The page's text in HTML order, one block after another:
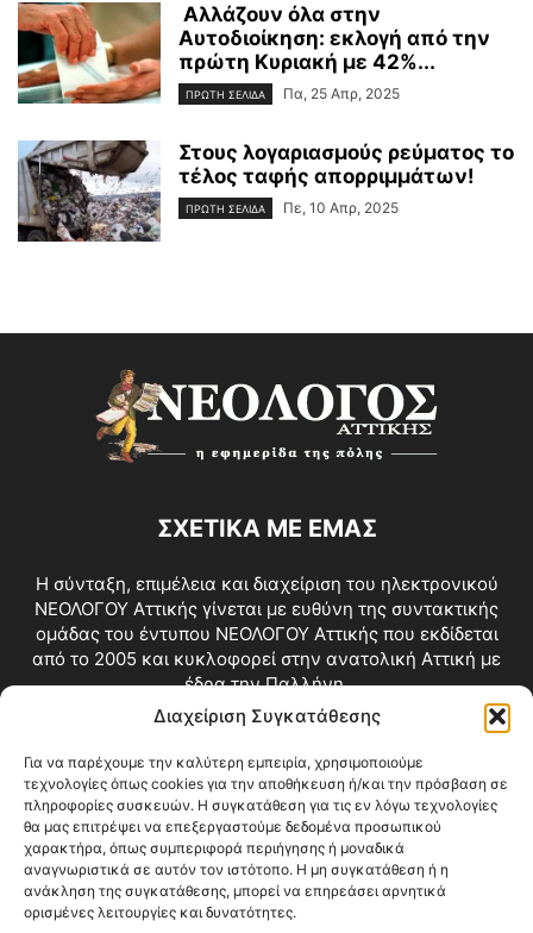
Διαχείριση Συγκατάθεσης
Για να παρέχουμε την καλύτερη εμπειρία, χρησιμοποιούμε
τεχνολογίες όπως cookies για την αποθήκευση ή/και την πρόσβαση σε
πληροφορίες συσκευών. Η συγκατάθεση για τις εν λόγω τεχνολογίες
θα μας επιτρέψει να επεξεργαστούμε δεδομένα προσωπικού
χαρακτήρα, όπως συμπεριφορά περιήγησης ή μοναδικά
αναγνωριστικά σε αυτόν τον ιστότοπο. Η μη συγκατάθεση ή η
ανάκληση της συγκατάθεσης, μπορεί να επηρεάσει αρνητικά
ορισμένες λειτουργίες και δυνατότητες.
Αλλάζουν όλα στην
Αυτοδιοίκηση: εκλογή από την
πρώτη Κυριακή με 42%...
ΠΡΩΤΗ ΣΕΛΙΔΑ Πα, 25 Απρ, 2025
Στους λογαριασμούς ρεύματος το
τέλος ταφής απορριμμάτων!
ΠΡΩΤΗ ΣΕΛΙΔΑ Πε, 10 Απρ, 2025
ΣΧΕΤΙΚΑ ΜΕ ΕΜΑΣ
Η σύνταξη, επιμέλεια και διαχείριση του ηλεκτρονικού
ΝΕΟΛΟΓΟΥ Αττικής γίνεται με ευθύνη της συντακτικής
ομάδας του έντυπου ΝΕΟΛΟΓΟΥ Αττικής που εκδίδεται
από το 2005 και κυκλοφορεί στην ανατολική Αττική με
έδρα την Παλλήνη.
Επικοινωνία:info@neologosattikis.gr
ΑΚΟΛΟΥΘΗΣΕ ΜΑΣ